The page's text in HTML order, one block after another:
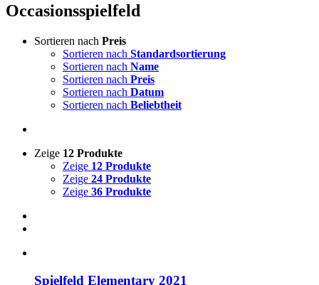
Occasionsspielfeld
Sortieren nach Preis
Sortieren nach Standardsortierung
Sortieren nach Name
Sortieren nach Preis
Sortieren nach Datum
Sortieren nach Beliebtheit
Zeige 12 Produkte
Zeige 12 Produkte
Zeige 24 Produkte
Zeige 36 Produkte
Spielfeld Elementary 2021